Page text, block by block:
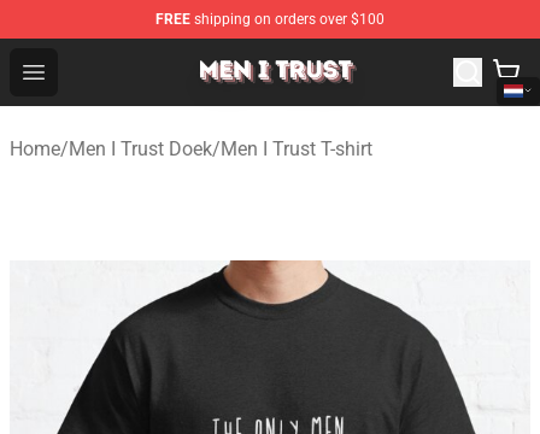
FREE shipping on orders over $100
Open menu
Men I Trust Shop - Official Men I Trust Merchandise Store
Home/Men I Trust Doek/Men I Trust T-shirt